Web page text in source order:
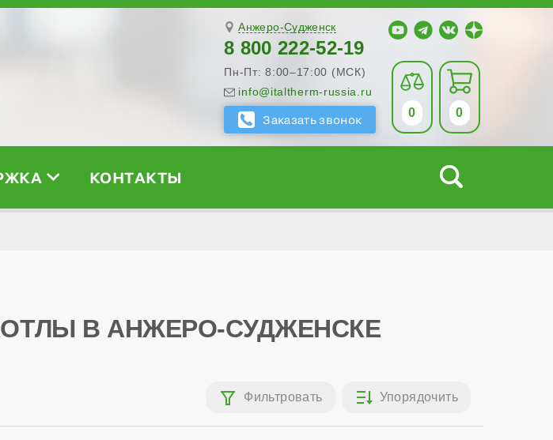
Анжеро-Судженск
8 800 222-52-19
Пн-Пт: 8:00–17:00 (МСК)
info@italtherm-russia.ru
0 0
КОНТАКТЫ
В АНЖЕРО-СУДЖЕНСКЕ